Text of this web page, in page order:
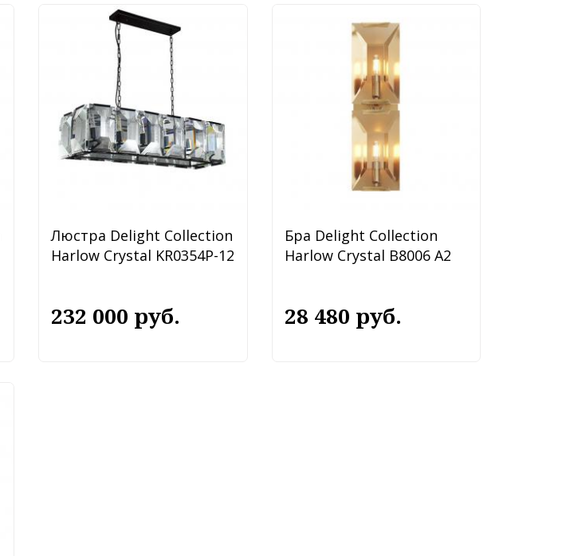
Люстра Delight Collection
Harlow Crystal KR0354P-12
232 000 руб.
Бра Delight Collection
Harlow Crystal B8006 A2
28 480 руб.